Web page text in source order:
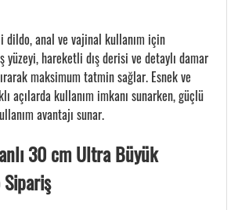
dildo, anal ve vajinal kullanım için
yüzeyi, hareketli dış derisi ve detaylı damar
maksimum tatmin sağlar. Esnek ve
açılarda kullanım imkanı sunarken, güçlü
avantajı sunar.
30 cm Ultra Büyük